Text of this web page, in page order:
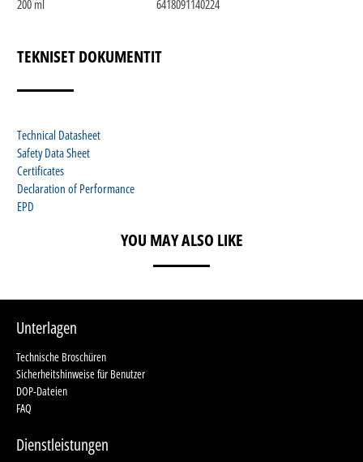
200 ml
6418091140224
TEKNISET DOKUMENTIT
Technical Datasheet
Safety Data Sheet
Certificates
Declaration of Performance
EPD
YOU MAY ALSO LIKE
Unterlagen
Technische Broschüren
Sicherheitshinweise für Benutzer
DOP-Dateien
FAQ
Dienstleistungen